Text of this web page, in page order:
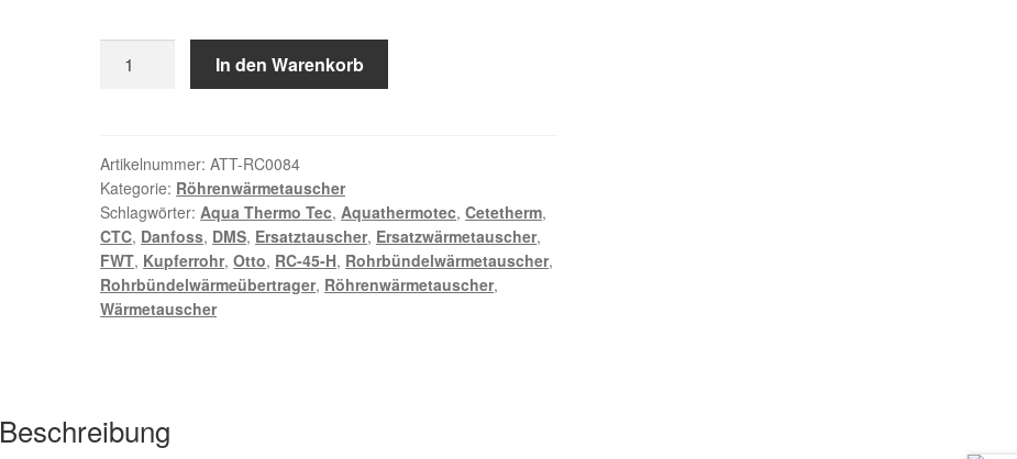
Röhrenwärmetauscher
ATT-
H
Menge
In den Warenkorb
Artikelnummer:ATT-RC0084
Kategorie: Röhrenwärmetauscher
Schlagwörter: Aqua Thermo Tec, Aquathermotec,Cetetherm,
CTC, Danfoss, DMS, Ersatztauscher, Ersatzwärmetauscher,
FWT, Kupferrohr,Otto, RC-45-H, Rohrbündelwärmetauscher,
Rohrbündelwärmeübertrager, Röhrenwärmetauscher,
Wärmetauscher
Beschreibung